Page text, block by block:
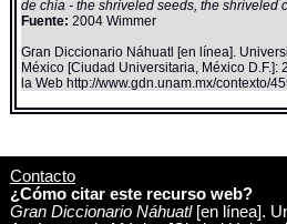
de chia - the shriveled seeds, the shriveled
Fuente: 2004 Wimmer
Gran Diccionario Náhuatl [en línea].
México [Ciudad Universitaria, México
la Web http://www.gdn.unam.mx/contexto/
Contacto
¿Cómo citar este recurso web?
Gran Diccionario Náhuatl[en línea].